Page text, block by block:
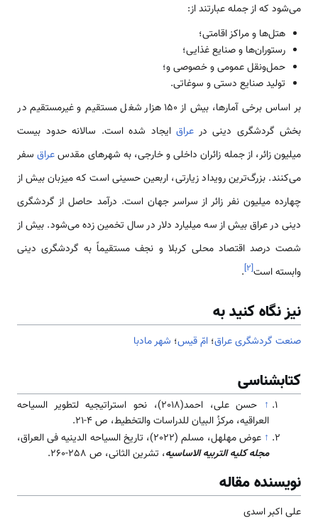
می‌شود که از جمله عبارتند از:
هتل‌ها و مراکز اقامتی؛
رستوران‌ها و صنایع غذایی؛
حمل‌ونقل عمومی و خصوصی و؛
تولید صنایع دستی و سوغاتی.
بر اساس برخی آمارها، بیش از ۱۵۰ هزار شغل مستقیم و غیرمستقیم در
بخش گردشگری دینی در عراق ایجاد شده است. سالانه حدود بیست
میلیون زائر، از جمله زائران داخلی و خارجی، به شهرهای مقدسعراقسفر
می‌کنند. بزرگ‌ترین رویداد زیارتی، اربعین حسینی است که میزبان بیش از
چهارده میلیون نفر زائر از سراسر جهان است. درآمد حاصل از گردشگری
دینی در عراق بیش از سه میلیارد دلار در سال تخمین زده می‌شود. بیش از
شصت درصد اقتصاد محلی کربلا و نجف مستقیماً به گردشگری دینی
وابسته است[۲]
.
نیز نگاه کنید به
صنعت گردشگری عراق؛ امّ قيس؛ شهر مادبا
کتابشناسی
↑
حسن علی، احمد(2018)، نحو استراتيجيه لتطوير السياحه
العراقيه، مركزُ البيان للدراسات والتخطيط، ص 4-21.
↑ عوض مهلهل، مسلم (2022)، تاریخ السیاحه الدینیه فی العراق،
مجله کلیه التربیه الاساسیه، تشرین الثانی، ص 258-260.
نویسنده مقاله
علی اکبر اسدی